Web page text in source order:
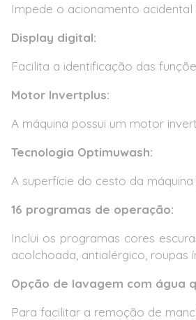
Impede o acionamento
Display digital:
Facilita a identificação das
Motor Invertplus:
A máquina possui um motor
Tecnologia Optimuwash:
A superfície do cesto da
16 programas de operação:
Inclui os programas cores
acolchoada, antialérgico, roupas
Opção de lavagem com água
Para facilitar a remoção de